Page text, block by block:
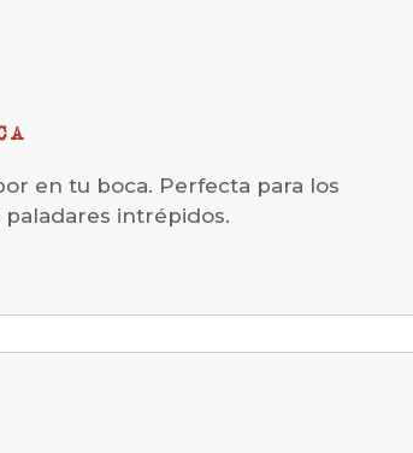
en tu boca. Perfecta para los
intrépidos.